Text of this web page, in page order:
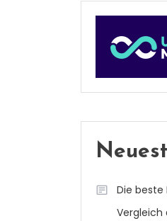
Die beste
Vergleich